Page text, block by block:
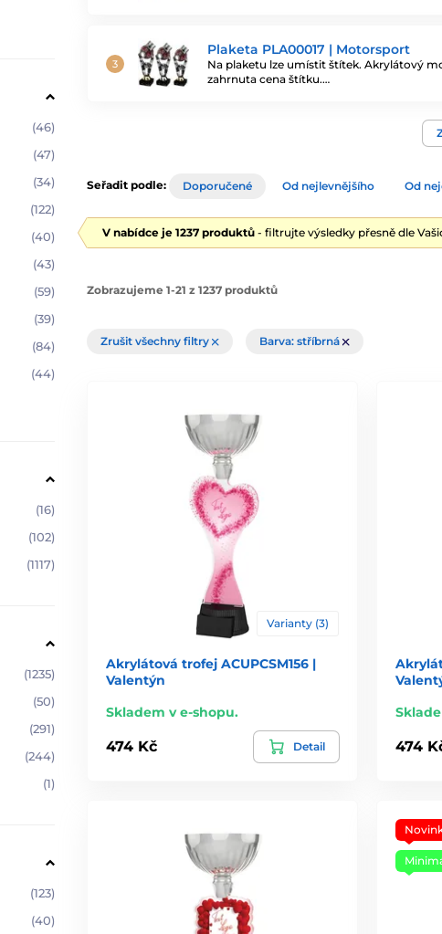
Plaketa PLA00017 | Motorsport
Na plaketu lze umístit štítek. Akrylátový
zahrnuta cena štítku.…
(46)
(47)
(34)
(122)
(40)
(43)
(59)
(39)
(84)
(44)
(16)
(102)
(1117)
(1235)
(50)
(291)
(244)
(1)
(123)
(40)
Seřadit podle: Doporučené Od nejlevnějšího Od
V nabídce je 1237 produktů - filtrujte výsledky přesně dle
Zobrazujeme 1-21 z 1237 produktů
Zrušit všechny filtry Barva: stříbrná
Varianty (3)
Akrylátová trofej ACUPCSM156 |
Valentýn
Skladem v e-shopu.
474 Kč Detail 474